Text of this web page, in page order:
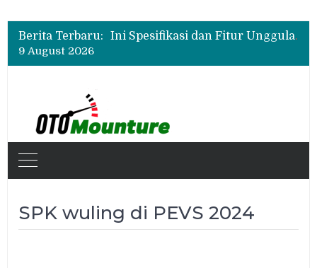
Berita Terbaru:
New Daihatsu Sigra 1.2R Punya Tampilan Lebih Sporty, Ini Fitur dan Spesifikasinya
Ini Spesifikasi dan Fitur Unggulan Chery Tiggo V
New Daihatsu Sigra 1.2R Punya Tampilan Lebih Sporty, Ini Fitur dan Spesifikasinya
9 August 2026
SPK wuling di PEVS 2024